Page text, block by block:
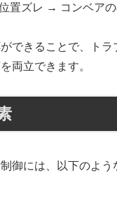
置ズレ → コンベア
できることで、トラ
両立できます。
御には、以下のよ